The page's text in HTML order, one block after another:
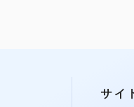
サイ